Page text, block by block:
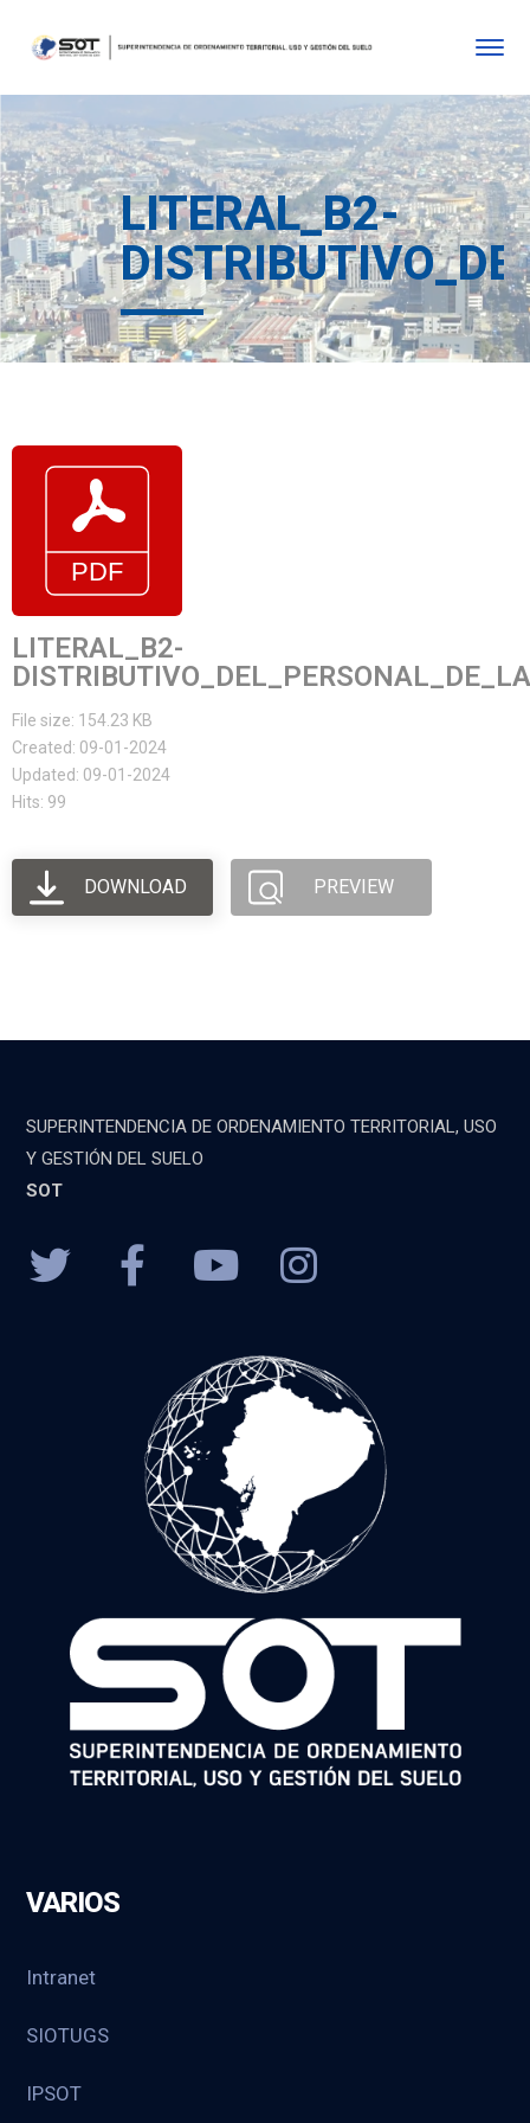
LITERAL_B2-
LITERAL_B2-
File size: 154.23 KB
Created: 09-01-2024
Updated: 09-01-2024
Hits: 99
DOWNLOAD PREVIEW
SUPERINTENDENCIA DE ORDENAMIENTO TERRITORIAL, USO
Y GESTIÓN DEL SUELO
SOT
VARIOS
Intranet
SIOTUGS
IPSOT